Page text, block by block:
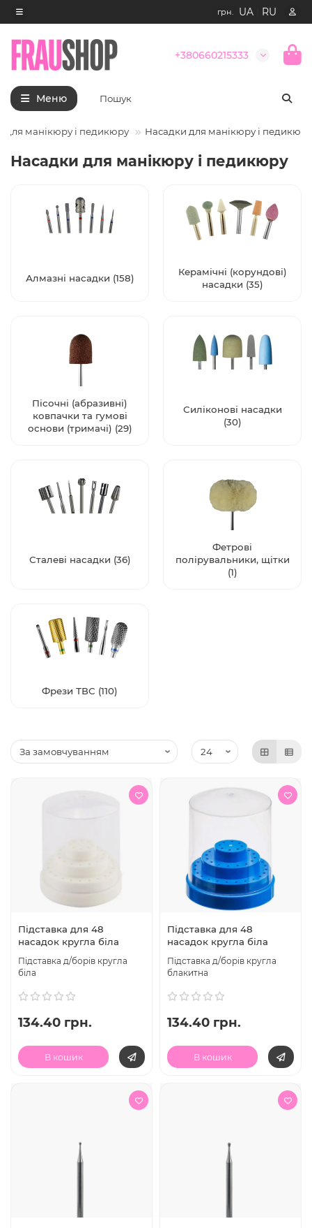
грн. UA RU
+380660215333
Меню
для манікюру і педикюру Насадки для манікюру і педикюру
Насадки для манікюру і педикюру
Алмазні насадки (158)
Керамічні (корундові)
насадки (35)
Пісочні (абразивні)
ковпачки та гумові
основи (тримачі) (29)
Силіконові насадки
(30)
Сталеві насадки (36)
Фетрові
полірувальники, щітки
(1)
Фрези ТВС (110)
Підставка для 48
насадок кругла біла
Підставка д/борів кругла
біла
134.40 грн.
В кошик
Підставка для 48
насадок кругла біла
Підставка д/борів кругла
блакитна
134.40 грн.
В кошик